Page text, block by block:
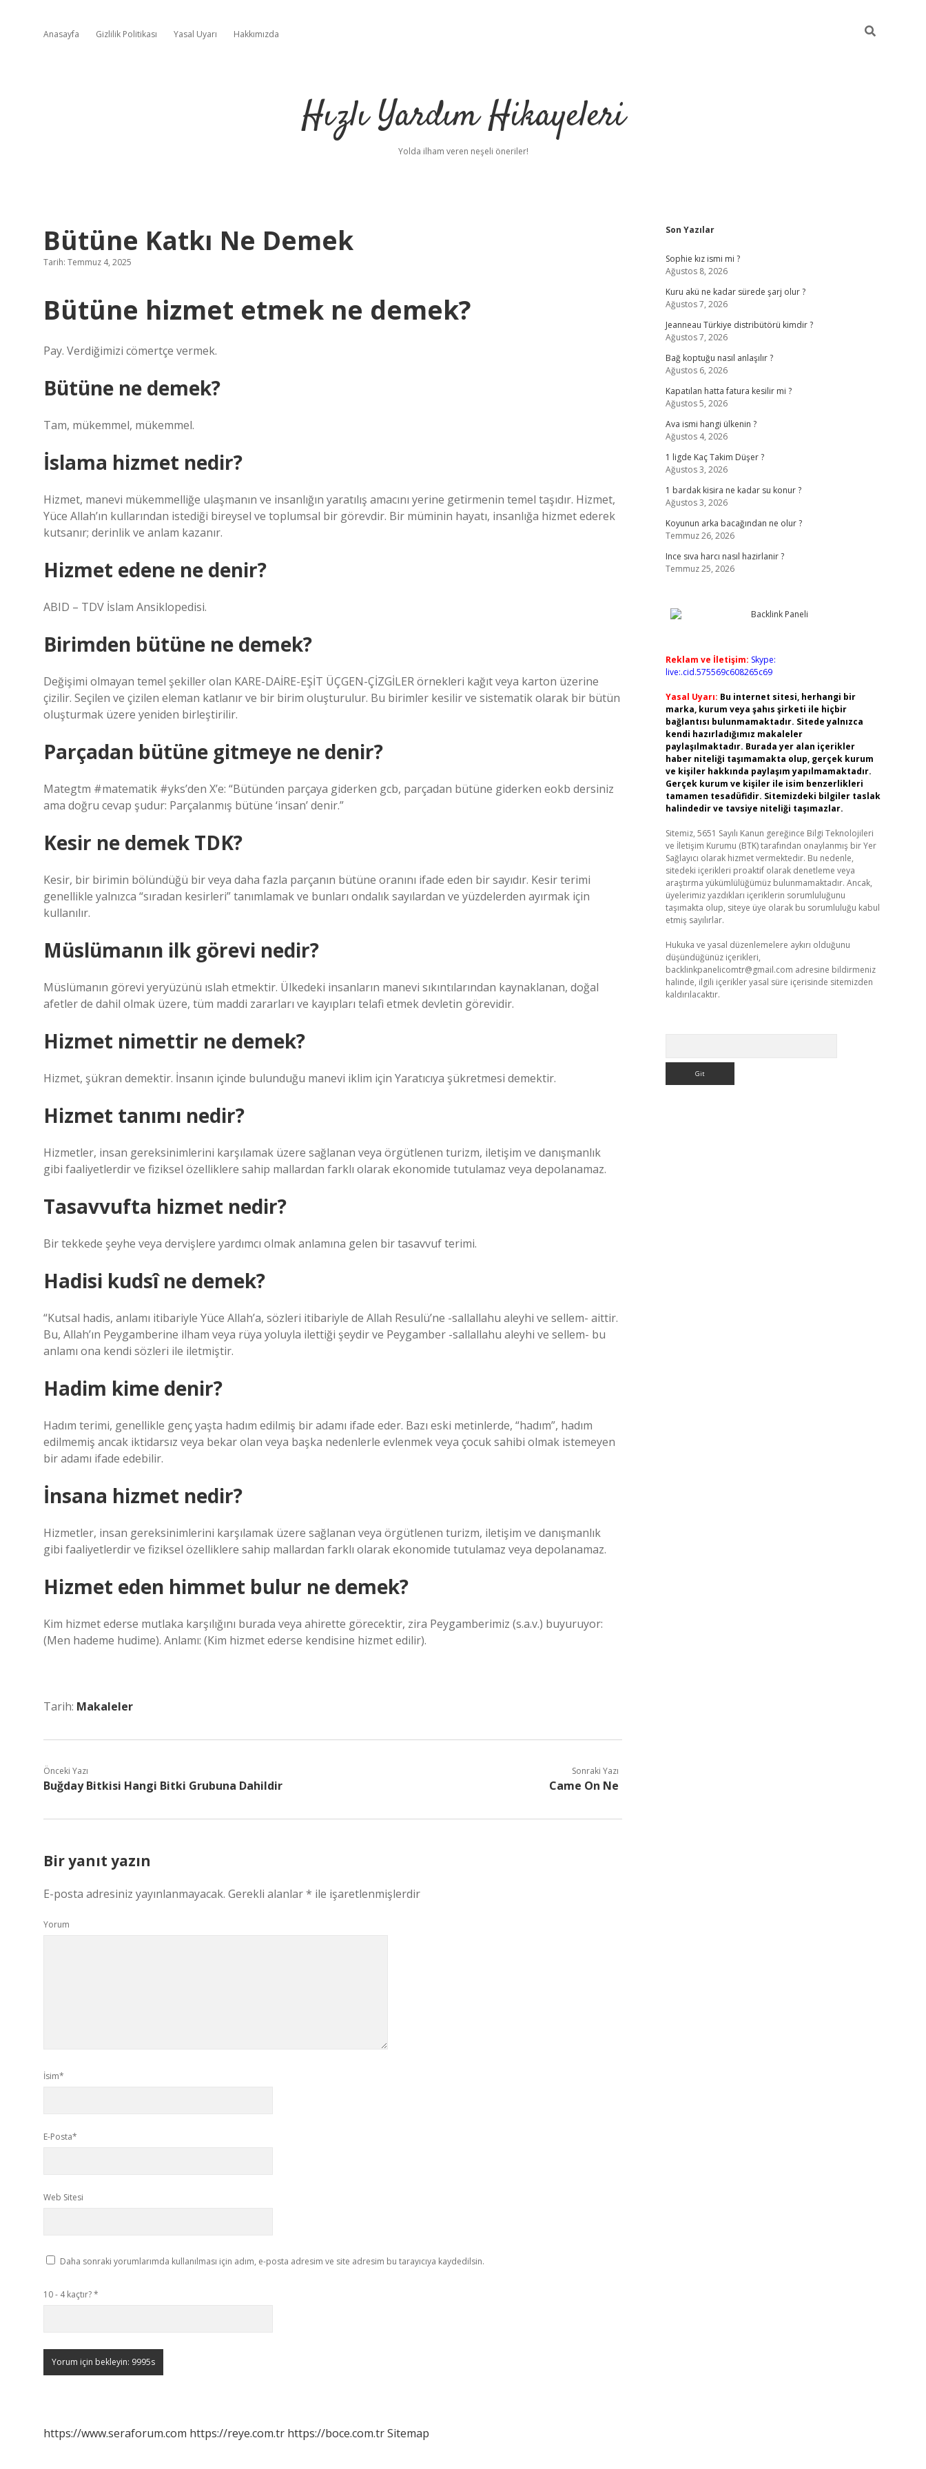
Anasayfa Gizlilik Politikası Yasal Uyarı Hakkımızda
Hızlı Yardım Hikayeleri
Yolda ilham veren neşeli öneriler!
Bütüne Katkı Ne Demek
Tarih: Temmuz 4, 2025
Bütüne hizmet etmek ne demek?
Pay. Verdiğimizi cömertçe vermek.
Bütüne ne demek?
Tam, mükemmel, mükemmel.
İslama hizmet nedir?
Hizmet, manevi mükemmelliğe ulaşmanın ve insanlığın yaratılış amacını yerine getirmenin temel taşıdır. Hizmet,
Yüce Allah’ın kullarından istediği bireysel ve toplumsal bir görevdir. Bir müminin hayatı, insanlığa hizmet ederek
kutsanır; derinlik ve anlam kazanır.
Hizmet edene ne denir?
ABID – TDV İslam Ansiklopedisi.
Birimden bütüne ne demek?
Değişimi olmayan temel şekiller olan KARE-DAİRE-EŞİT ÜÇGEN-ÇİZGİLER örnekleri kağıt veya karton üzerine
çizilir. Seçilen ve çizilen eleman katlanır ve bir birim oluşturulur. Bu birimler kesilir ve sistematik olarak bir bütün
oluşturmak üzere yeniden birleştirilir.
Parçadan bütüne gitmeye ne denir?
Mategtm #matematik #yks’den X’e: “Bütünden parçaya giderken gcb, parçadan bütüne giderken eokb dersiniz
ama doğru cevap şudur: Parçalanmış bütüne ‘insan’ denir.”
Kesir ne demek TDK?
Kesir, bir birimin bölündüğü bir veya daha fazla parçanın bütüne oranını ifade eden bir sayıdır. Kesir terimi
genellikle yalnızca “sıradan kesirleri” tanımlamak ve bunları ondalık sayılardan ve yüzdelerden ayırmak için
kullanılır.
Müslümanın ilk görevi nedir?
Müslümanın görevi yeryüzünü ıslah etmektir. Ülkedeki insanların manevi sıkıntılarından kaynaklanan, doğal
afetler de dahil olmak üzere, tüm maddi zararları ve kayıpları telafi etmek devletin görevidir.
Hizmet nimettir ne demek?
Hizmet, şükran demektir. İnsanın içinde bulunduğu manevi iklim için Yaratıcıya şükretmesi demektir.
Hizmet tanımı nedir?
Hizmetler, insan gereksinimlerini karşılamak üzere sağlanan veya örgütlenen turizm, iletişim ve danışmanlık
gibi faaliyetlerdir ve fiziksel özelliklere sahip mallardan farklı olarak ekonomide tutulamaz veya depolanamaz.
Tasavvufta hizmet nedir?
Bir tekkede şeyhe veya dervişlere yardımcı olmak anlamına gelen bir tasavvuf terimi.
Hadisi kudsî ne demek?
“Kutsal hadis, anlamı itibariyle Yüce Allah’a, sözleri itibariyle de Allah Resulü’ne -sallallahu aleyhi ve sellem- aittir.
Bu, Allah’ın Peygamberine ilham veya rüya yoluyla ilettiği şeydir ve Peygamber -sallallahu aleyhi ve sellem- bu
anlamı ona kendi sözleri ile iletmiştir.
Hadim kime denir?
Hadım terimi, genellikle genç yaşta hadım edilmiş bir adamı ifade eder. Bazı eski metinlerde, “hadım”, hadım
edilmemiş ancak iktidarsız veya bekar olan veya başka nedenlerle evlenmek veya çocuk sahibi olmak istemeyen
bir adamı ifade edebilir.
İnsana hizmet nedir?
Hizmetler, insan gereksinimlerini karşılamak üzere sağlanan veya örgütlenen turizm, iletişim ve danışmanlık
gibi faaliyetlerdir ve fiziksel özelliklere sahip mallardan farklı olarak ekonomide tutulamaz veya depolanamaz.
Hizmet eden himmet bulur ne demek?
Kim hizmet ederse mutlaka karşılığını burada veya ahirette görecektir, zira Peygamberimiz (s.a.v.) buyuruyor:
(Men hademe hudime). Anlamı: (Kim hizmet ederse kendisine hizmet edilir).
Tarih: Makaleler
Önceki Yazı
Buğday Bitkisi Hangi Bitki Grubuna Dahildir
Sonraki Yazı
Came On Ne
Bir yanıt yazın
E-posta adresiniz yayınlanmayacak. Gerekli alanlar* ile işaretlenmişlerdir
Yorum
İsim*
E-Posta*
Web Sitesi
Daha sonraki yorumlarımda kullanılması için adım, e-posta adresim ve site adresim bu tarayıcıya kaydedilsin.
10 - 4 kaçtır?*
https://www.seraforum.com https://reye.com.tr https://boce.com.trSitemap
Sidebar
Son Yazılar
Sophie kız ismi mi ?
Ağustos 8, 2026
Kuru akü ne kadar sürede şarj olur ?
Ağustos 7, 2026
Jeanneau Türkiye distribütörü kimdir ?
Ağustos 7, 2026
Bağ koptuğu nasıl anlaşılır ?
Ağustos 6, 2026
Kapatılan hatta fatura kesilir mi ?
Ağustos 5, 2026
Ava ismi hangi ülkenin ?
Ağustos 4, 2026
1 ligde Kaç Takim Düşer ?
Ağustos 3, 2026
1 bardak kisira ne kadar su konur ?
Ağustos 3, 2026
Koyunun arka bacağından ne olur ?
Temmuz 26, 2026
Ince sıva harcı nasıl hazirlanir ?
Temmuz 25, 2026
Reklam ve İletişim: Skype:
live:.cid.575569c608265c69
Yasal Uyarı: Bu internet sitesi, herhangi bir
marka, kurum veya şahıs şirketi ile hiçbir
bağlantısı bulunmamaktadır. Sitede yalnızca
kendi hazırladığımız makaleler
paylaşılmaktadır. Burada yer alan içerikler
haber niteliği taşımamakta olup, gerçek kurum
ve kişiler hakkında paylaşım yapılmamaktadır.
Gerçek kurum ve kişiler ile isim benzerlikleri
tamamen tesadüfidir. Sitemizdeki bilgiler taslak
halindedir ve tavsiye niteliği taşımazlar.
Sitemiz, 5651 Sayılı Kanun gereğince Bilgi Teknolojileri
ve İletişim Kurumu (BTK) tarafından onaylanmış bir Yer
Sağlayıcı olarak hizmet vermektedir. Bu nedenle,
sitedeki içerikleri proaktif olarak denetleme veya
araştırma yükümlülüğümüz bulunmamaktadır. Ancak,
üyelerimiz yazdıkları içeriklerin sorumluluğunu
taşımakta olup, siteye üye olarak bu sorumluluğu kabul
etmiş sayılırlar.
Hukuka ve yasal düzenlemelere aykırı olduğunu
düşündüğünüz içerikleri,
backlinkpanelicomtr@gmail.com adresine bildirmeniz
halinde, ilgili içerikler yasal süre içerisinde sitemizden
kaldırılacaktır.